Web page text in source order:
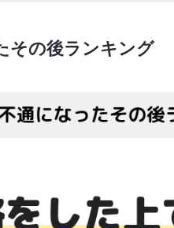
その後ランキング